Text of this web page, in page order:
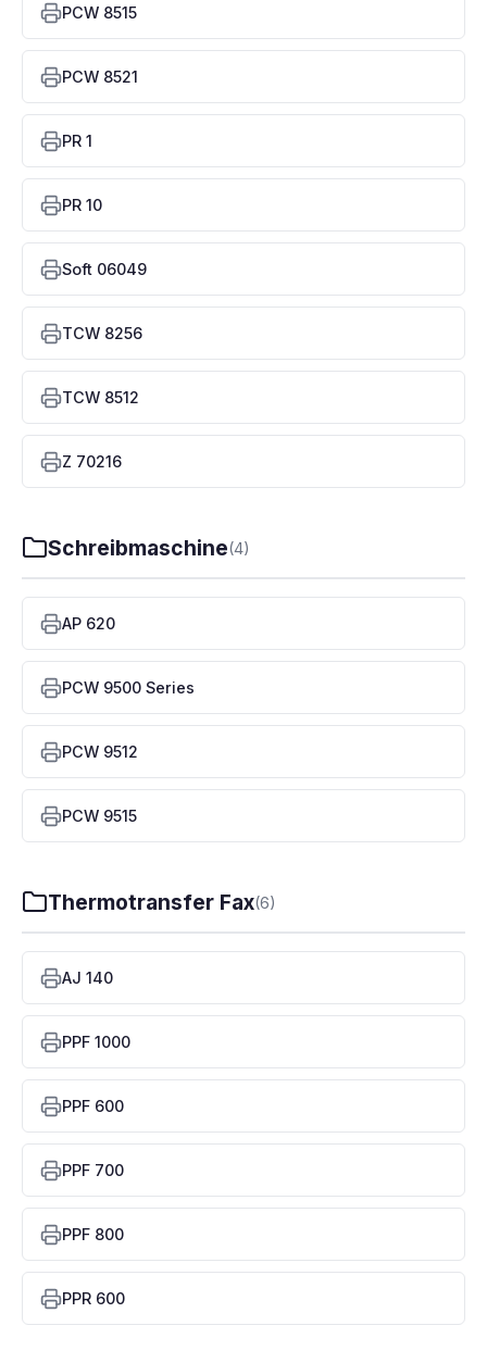
PCW 8515
PCW 8521
PR 1
PR 10
Soft 06049
TCW 8256
TCW 8512
Z 70216
Schreibmaschine(4)
AP 620
PCW 9500 Series
PCW 9512
PCW 9515
Thermotransfer Fax(6)
AJ 140
PPF 1000
PPF 600
PPF 700
PPF 800
PPR 600